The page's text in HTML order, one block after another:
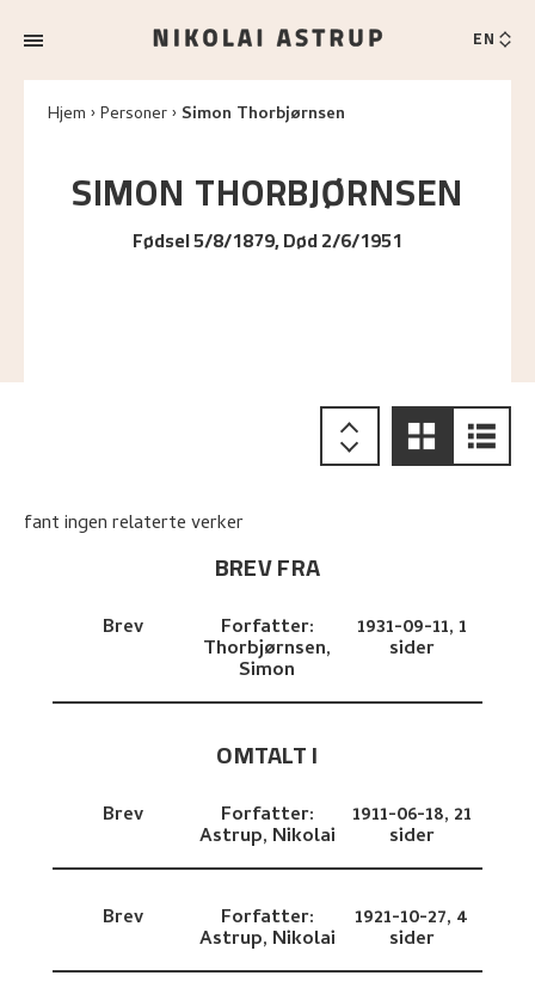
EN
Hjem Personer Simon Thorbjørnsen
SIMON THORBJØRNSEN
Fødsel 5/8/1879, Død 2/6/1951
fant ingen relaterte verker
BREV FRA
Brev Forfatter:
Thorbjørnsen,
Simon
1931-09-11,1
sider
OMTALT I
Brev Forfatter:
Astrup, Nikolai
1911-06-18, 21
sider
Brev Forfatter:
Astrup, Nikolai
1921-10-27, 4
sider